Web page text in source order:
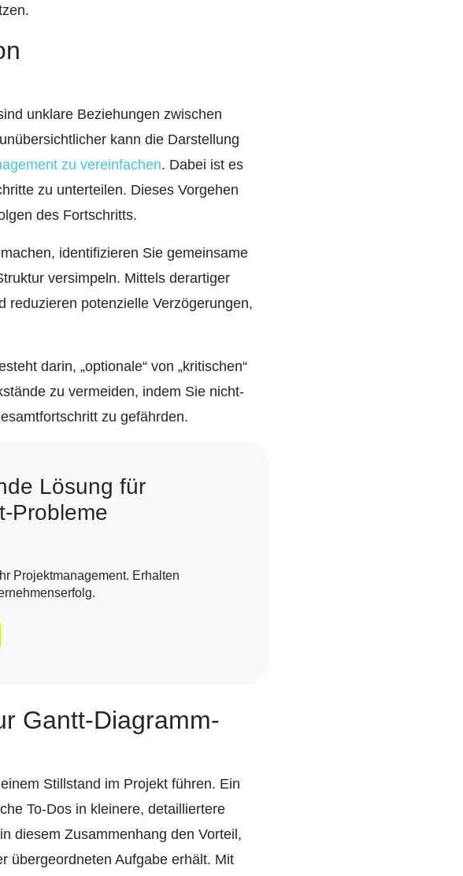
unklare Beziehungen zwischen
kann die Darstellung
zu vereinfachen. Dabei ist es
zu unterteilen. Dieses Vorgehen
des Fortschritts.
identifizieren Sie gemeinsame
versimpeln. Mittels derartiger
reduzieren potenzielle Verzögerungen,
darin, „optionale“ von „kritischen“
zu vermeiden, indem Sie nicht-
zu gefährden.
Lösung für
Probleme
Projektmanagement. Erhalten
Gantt-Diagramm-
Stillstand im Projekt führen. Ein
To-Dos in kleinere, detailliertere
diesem Zusammenhang den Vorteil,
übergeordneten Aufgabe erhält. Mit